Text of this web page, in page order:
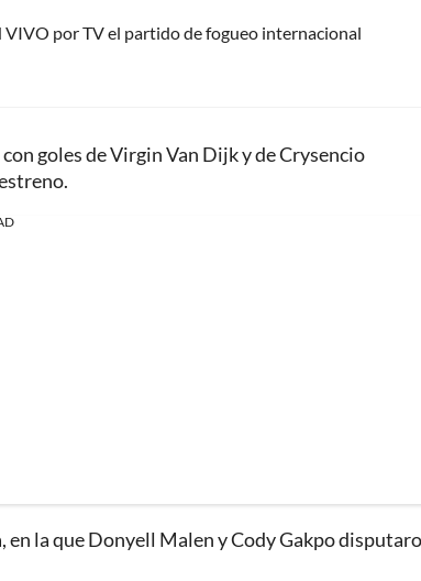
VIVO por TV el partido de fogueo internacional
goles de Virgin Van Dijk y de Crysencio
la que Donyell Malen y Cody Gakpo